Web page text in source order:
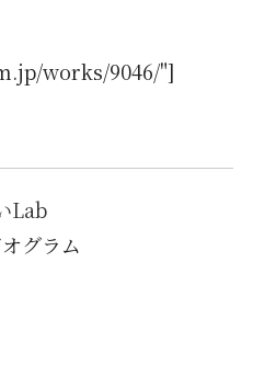
works/9046/"]
Lab
グラム